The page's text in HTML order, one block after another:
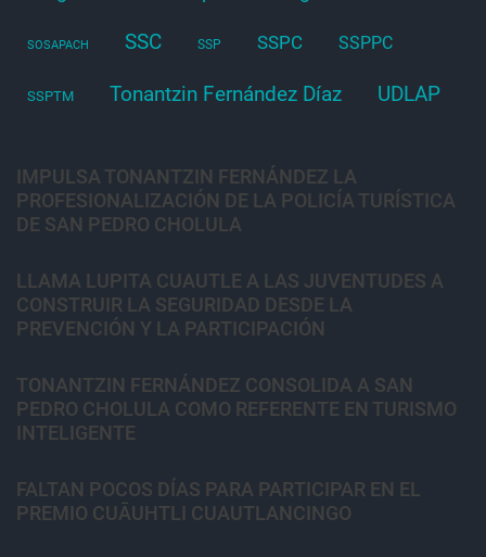
SOSAPACH SSC SSP SSPC SSPPC
SSPTM Tonantzin Fernández Díaz UDLAP
IMPULSA TONANTZIN FERNÁNDEZ LA
PROFESIONALIZACIÓN DE LA POLICÍA TURÍSTICA
DE SAN PEDRO CHOLULA
LLAMA LUPITA CUAUTLE A LAS JUVENTUDES A
CONSTRUIR LA SEGURIDAD DESDE LA
PREVENCIÓN Y LA PARTICIPACIÓN
TONANTZIN FERNÁNDEZ CONSOLIDA A SAN
PEDRO CHOLULA COMO REFERENTE EN TURISMO
INTELIGENTE
FALTAN POCOS DÍAS PARA PARTICIPAR EN EL
PREMIO CUĀUHTLI CUAUTLANCINGO